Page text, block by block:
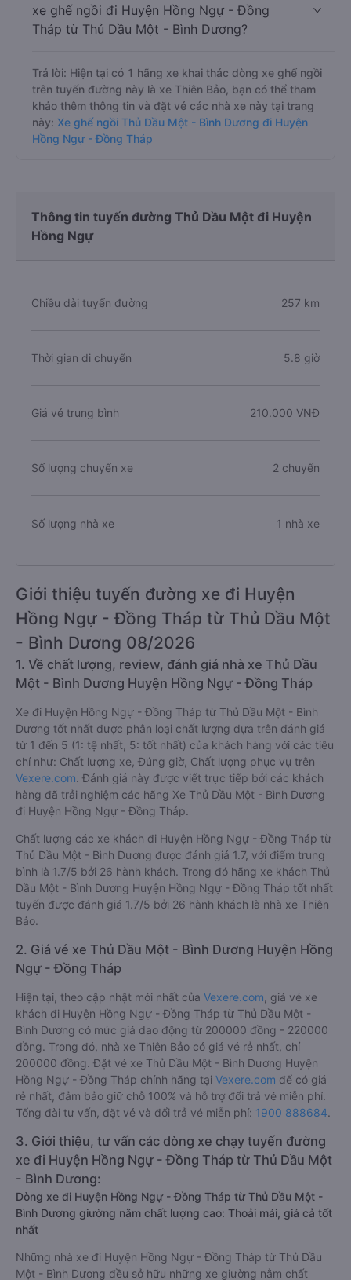
xe ghế ngồi đi Huyện Hồng Ngự - Đồng
Tháp từ Thủ Dầu Một - Bình Dương?
Trả lời: Hiện tại có 1 hãng xe khai thác dòng xe ghế ngồi
trên tuyến đường này là xe Thiên Bảo, bạn có thể tham
khảo thêm thông tin và đặt vé các nhà xe này tại trang
này: Xe ghế ngồi Thủ Dầu Một - Bình Dương đi Huyện
Hồng Ngự - Đồng Tháp
Thông tin tuyến đường Thủ Dầu Một đi Huyện
Hồng Ngự
Chiều dài tuyến đường 257 km
Thời gian di chuyển 5.8 giờ
Giá vé trung bình 210.000 VNĐ
Số lượng chuyến xe 2 chuyến
Số lượng nhà xe 1 nhà xe
Giới thiệu tuyến đường xe đi Huyện
Hồng Ngự - Đồng Tháp từ Thủ Dầu Một
- Bình Dương 08/2026
1. Về chất lượng, review, đánh giá nhà xe Thủ Dầu
Một - Bình Dương Huyện Hồng Ngự - Đồng Tháp
Xe đi Huyện Hồng Ngự - Đồng Tháp từ Thủ Dầu Một - Bình
Dương tốt nhất được phân loại chất lượng dựa trên đánh giá
từ 1 đến 5 (1: tệ nhất, 5: tốt nhất) của khách hàng với các tiêu
chí như: Chất lượng xe, Đúng giờ, Chất lượng phục vụ trên
Vexere.com. Đánh giá này được viết trực tiếp bởi các khách
hàng đã trải nghiệm các hãng Xe Thủ Dầu Một - Bình Dương
đi Huyện Hồng Ngự - Đồng Tháp.
Chất lượng các xe khách đi Huyện Hồng Ngự - Đồng Tháp từ
Thủ Dầu Một - Bình Dương được đánh giá 1.7, với điểm trung
bình là 1.7/5 bởi 26 hành khách. Trong đó hãng xe khách Thủ
Dầu Một - Bình Dương Huyện Hồng Ngự - Đồng Tháp tốt nhất
tuyến được đánh giá 1.7/5 bởi 26 hành khách là nhà xe Thiên
Bảo.
2. Giá vé xe Thủ Dầu Một - Bình Dương Huyện Hồng
Ngự - Đồng Tháp
Hiện tại, theo cập nhật mới nhất của Vexere.com , giá vé xe
khách đi Huyện Hồng Ngự - Đồng Tháp từ Thủ Dầu Một -
Bình Dương có mức giá dao động từ 200000 đồng - 220000
đồng. Trong đó, nhà xe Thiên Bảo có giá vé rẻ nhất, chỉ
200000 đồng. Đặt vé xe Thủ Dầu Một - Bình Dương Huyện
Hồng Ngự - Đồng Tháp chính hãng tại Vexere.com để có giá
rẻ nhất, đảm bảo giữ chỗ 100% và hỗ trợ đổi trả vé miễn phí.
Tổng đài tư vấn, đặt vé và đổi trả vé miễn phí: 1900 888684.
3. Giới thiệu, tư vấn các dòng xe chạy tuyến đường
xe đi Huyện Hồng Ngự - Đồng Tháp từ Thủ Dầu Một
- Bình Dương:
Dòng xe đi Huyện Hồng Ngự - Đồng Tháp từ Thủ Dầu Một -
Bình Dương giường nằm chất lượng cao: Thoải mái, giá cả tốt
nhất
Những nhà xe đi Huyện Hồng Ngự - Đồng Tháp từ Thủ Dầu
Một - Bình Dương đều sở hữu những xe giường nằm chất